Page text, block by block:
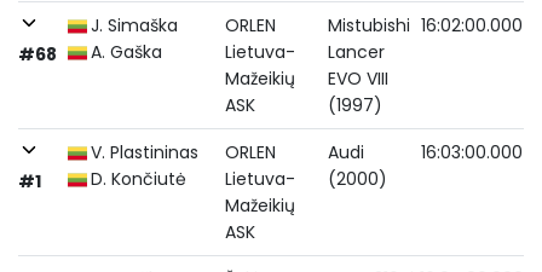
#68
J. Simaška
A. Gaška
ORLEN
Lietuva-
Mažeikių
ASK
Mistubishi
Lancer
EVO VIII
(1997)
16:02:00.000
#1
V. Plastininas
D. Končiutė
ORLEN
Lietuva-
Mažeikių
ASK
Audi
(2000)
16:03:00.000